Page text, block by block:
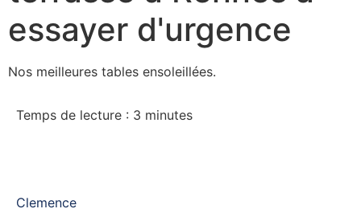
essayer d'urgence
Nos meilleures tables ensoleillées.
Clemence
Temps de lecture : 3 minutes